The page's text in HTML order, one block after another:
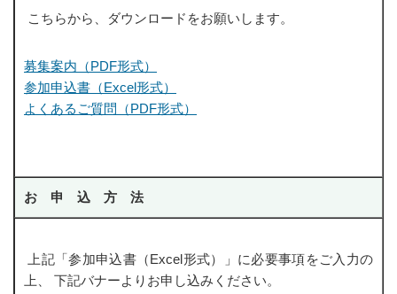
こちらから、ダウンロードをお願いします。
募集案内（PDF形式）
参加申込書（Excel形式）
よくあるご質問（PDF形式）
お 申 込 方 法
上記「参加申込書（Excel形式）」に必要事項をご入力の
上、 下記バナーよりお申し込みください。